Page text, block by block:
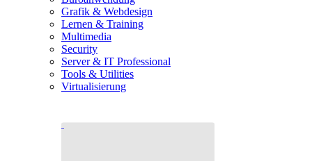
Grafik & Webdesign
Lernen & Training
Multimedia
Security
Server & IT Professional
Tools & Utilities
Virtualisierung